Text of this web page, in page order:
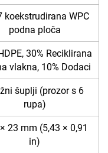
koekstrudirana WPC
podna ploča
30% Reciklirana
vlakna, 10% Dodaci
šuplji (prozor s 6
rupa)
23 mm (5,43 × 0,91
in)